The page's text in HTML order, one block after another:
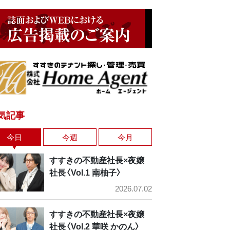
記事
今日 今週 今月
すすきの不動産社長×夜嬢
社長〈Vol.1 南柚子〉
2026.07.02
すすきの不動産社長×夜嬢
社長〈Vol.2 華咲 かのん〉